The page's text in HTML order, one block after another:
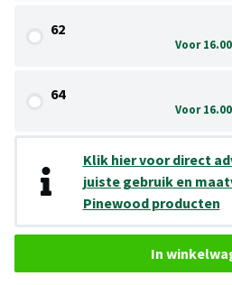
62
Voor
64
Voor
Klik hier voor direct
juiste gebruik en
Pinewood producten
In